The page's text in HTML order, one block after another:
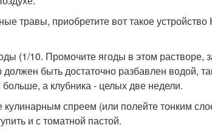
травы, приобретите вот такое
(1/10. Промочите ягоды в этом растворе,
быть достаточно разбавлен водой,
а клубника - целых две недели.
кулинарным спреем (или полейте тонким
и с томатной пастой.